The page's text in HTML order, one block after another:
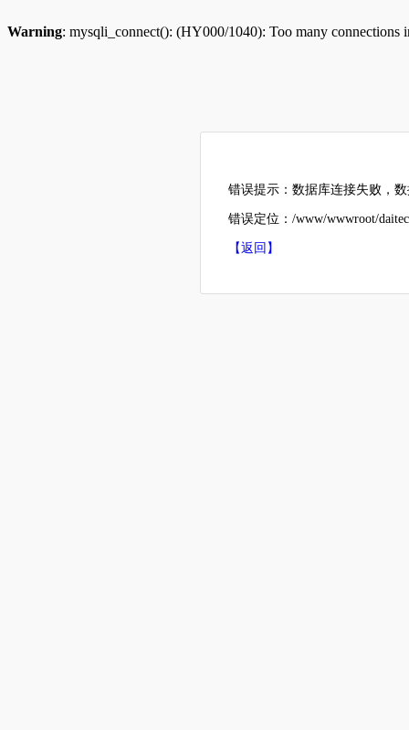
Warning: mysqli_connect(): (HY000/1040): Too many connections
错误提示：数据库连接失败，
错误定位：/www/wwwroot/
【返回】